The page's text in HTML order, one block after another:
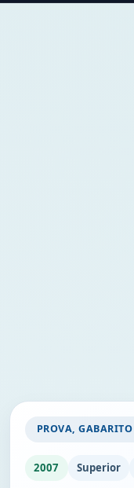
PROVA,
2007 Superior